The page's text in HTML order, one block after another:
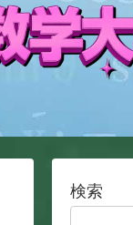
検索